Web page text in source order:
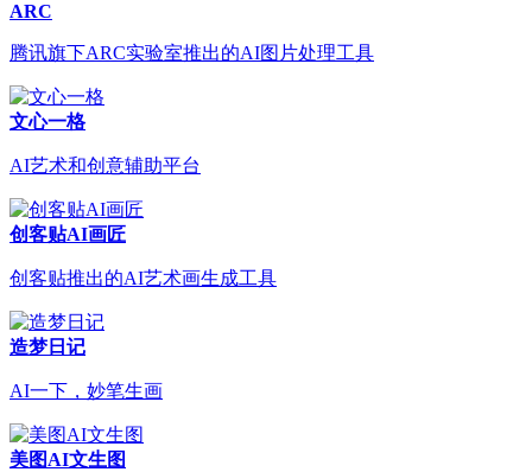
ARC
腾讯旗下ARC实验室推出的AI图片处理工具
文心一格
AI艺术和创意辅助平台
创客贴AI画匠
创客贴推出的AI艺术画生成工具
造梦日记
AI一下，妙笔生画
美图AI文生图